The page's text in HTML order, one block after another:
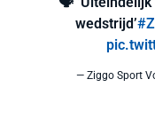
wedstrijd’
— Ziggo Sport